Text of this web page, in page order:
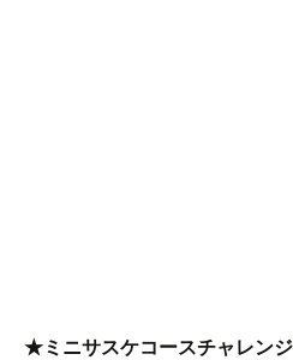
★ミニサスケコースチャレン